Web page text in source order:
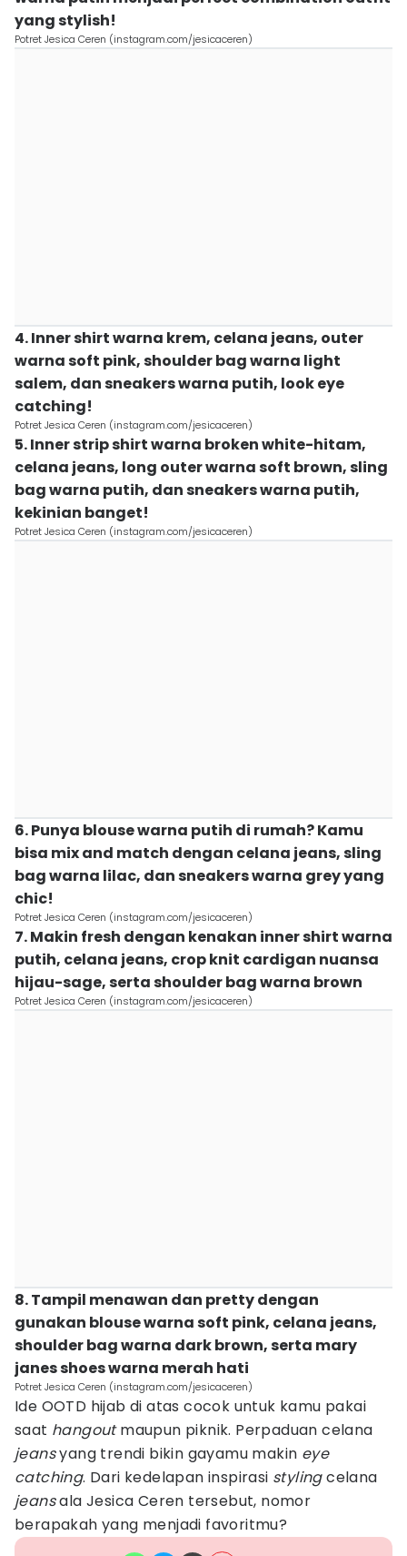
yang stylish!
Potret Jesica Ceren (instagram.com/jesicaceren)
4. Inner shirt warna krem, celana jeans, outer
warna soft pink, shoulder bag warna light
salem, dan sneakers warna putih, look eye
catching!
Potret Jesica Ceren (instagram.com/jesicaceren)
5. Inner strip shirt warna broken white-hitam,
celana jeans, long outer warna soft brown, sling
bag warna putih, dan sneakers warna putih,
kekinian banget!
Potret Jesica Ceren (instagram.com/jesicaceren)
6. Punya blouse warna putih di rumah? Kamu
bisa mix and match dengan celana jeans, sling
bag warna lilac, dan sneakers warna grey yang
chic!
Potret Jesica Ceren (instagram.com/jesicaceren)
7. Makin fresh dengan kenakan inner shirt warna
putih, celana jeans, crop knit cardigan nuansa
hijau-sage, serta shoulder bag warna brown
Potret Jesica Ceren (instagram.com/jesicaceren)
8. Tampil menawan dan pretty dengan
gunakan blouse warna soft pink, celana jeans,
shoulder bag warna dark brown, serta mary
janes shoes warna merah hati
Potret Jesica Ceren (instagram.com/jesicaceren)
Ide OOTD hijab di atas cocok untuk kamu pakai
saat hangoutmaupun piknik. Perpaduan celana
jeansyang trendi bikin gayamu makin eye
catching. Dari kedelapan inspirasi stylingcelana
jeansala Jesica Ceren tersebut, nomor
berapakah yang menjadi favoritmu?